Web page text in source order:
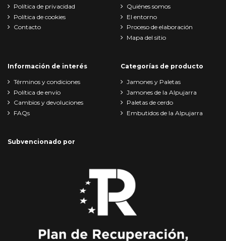
Política de privacidad
Política de cookies
Contacto
Quiénes somos
El entorno
Proceso de elaboración
Mapa del sitio
Información de interés
Términos y condiciones
Política de envío
Cambios y devoluciones
FAQs
Categorías de producto
Jamones y Paletas
Jamones de la Alpujarra
Paletas de cerdo
Embutidos de la Alpujarra
Subvencionado por